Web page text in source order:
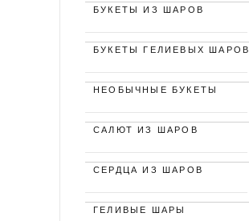
БУКЕТЫ ИЗ ШАРОВ
БУКЕТЫ ГЕЛИЕВЫХ ШАРОВ
НЕОБЫЧНЫЕ БУКЕТЫ
САЛЮТ ИЗ ШАРОВ
СЕРДЦА ИЗ ШАРОВ
ГЕЛИВЫЕ ШАРЫ